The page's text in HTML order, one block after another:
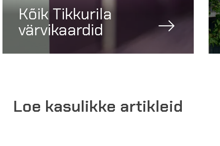
Kõik Tikkurila
värvikaardid
Loe kasulikke artikleid